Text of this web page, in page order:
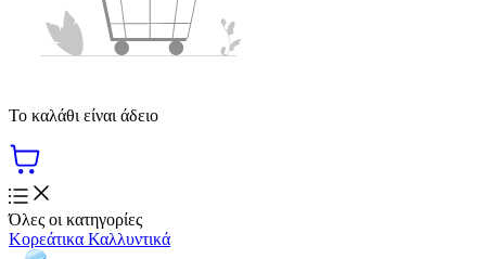
Το καλάθι είναι άδειο
Όλες οι κατηγορίες
Κορεάτικα Καλλυντικά